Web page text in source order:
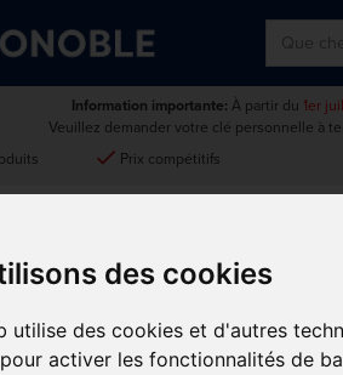
des cookies
utilise des cookies et d'autres
pour activer les fonctionnalités de
Information importante: À partir du 1er
Veuillez demander votre clé personnelle à
done Prix compétitifs
Vêtements et chaussures >Tenues de cuisine
T-SHIRTS ET